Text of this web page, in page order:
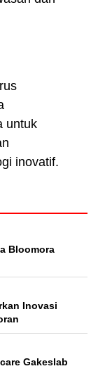
untuk
inovatif.
Bloomora
Inovasi
Gakeslab